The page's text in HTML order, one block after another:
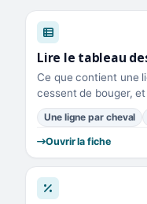
Lire le tableau
Ce que contient une
cessent de bouger,
Une ligne par cheval
Ouvrir la fiche